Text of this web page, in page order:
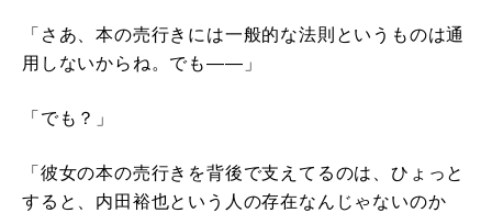
「さあ、本の売行きには一般的な法則というものは通
用しないからね。でも――」
「でも？」
「彼女の本の売行きを背後で支えてるのは、ひょっと
すると、内田裕也という人の存在なんじゃないのか